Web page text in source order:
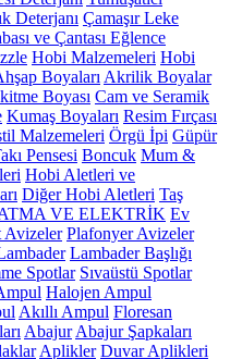
Deterjanı Çamaşır Leke
ve Çantası Eğlence
Hobi Malzemeleri Hobi
Boyaları Akrilik Boyalar
Boyası Cam ve Seramik
Kumaş Boyaları Resim Fırçası
Malzemeleri Örgü İpi Güpür
Pensesi Boncuk Mum &
Hobi Aletleri ve
Diğer Hobi Aletleri Taş
VE ELEKTRİK Ev
Avizeler Plafonyer Avizeler
Lambader Başlığı
Spotlar Sıvaüstü Spotlar
Halojen Ampul
Akıllı Ampul Floresan
Abajur Abajur Şapkaları
Aplikler Duvar Aplikleri